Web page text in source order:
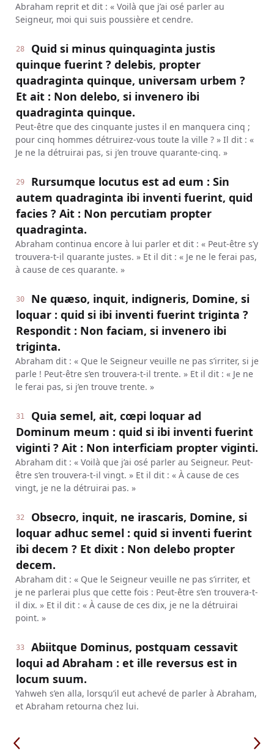
Abraham reprit et dit : « Voilà que j’ai osé parler au
Seigneur, moi qui suis poussière et cendre.
28
Quid si minus quinquaginta justis
quinque fuerint ? delebis, propter
quadraginta quinque, universam urbem ?
Et ait : Non delebo, si invenero ibi
quadraginta quinque.
Peut-être que des cinquante justes il en manquera cinq ;
pour cinq hommes détruirez-vous toute la ville ? » Il dit : «
Je ne la détruirai pas, si j’en trouve quarante-cinq. »
29
Rursumque locutus est ad eum : Sin
autem quadraginta ibi inventi fuerint, quid
facies ? Ait : Non percutiam propter
quadraginta.
Abraham continua encore à lui parler et dit : « Peut-être s’y
trouvera-t-il quarante justes. » Et il dit : « Je ne le ferai pas,
à cause de ces quarante. »
30
Ne quæso, inquit, indigneris, Domine, si
loquar : quid si ibi inventi fuerint triginta ?
Respondit : Non faciam, si invenero ibi
triginta.
Abraham dit : « Que le Seigneur veuille ne pas s’irriter, si je
parle ! Peut-être s’en trouvera-t-il trente. » Et il dit : « Je ne
le ferai pas, si j’en trouve trente. »
31
Quia semel, ait, cœpi loquar ad
Dominum meum : quid si ibi inventi fuerint
viginti ? Ait : Non interficiam propter viginti.
Abraham dit : « Voilà que j’ai osé parler au Seigneur. Peut-
être s’en trouvera-t-il vingt. » Et il dit : « À cause de ces
vingt, je ne la détruirai pas. »
32
Obsecro, inquit, ne irascaris, Domine, si
loquar adhuc semel : quid si inventi fuerint
ibi decem ? Et dixit : Non delebo propter
decem.
Abraham dit : « Que le Seigneur veuille ne pas s’irriter, et
je ne parlerai plus que cette fois : Peut-être s’en trouvera-t-
il dix. » Et il dit : « À cause de ces dix, je ne la détruirai
point. »
33
Abiitque Dominus, postquam cessavit
loqui ad Abraham : et ille reversus est in
locum suum.
Yahweh s’en alla, lorsqu’il eut achevé de parler à Abraham,
et Abraham retourna chez lui.